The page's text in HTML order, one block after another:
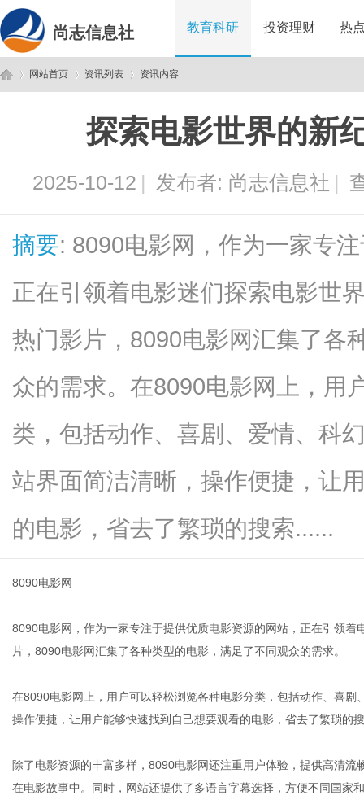
尚志信息社 教育科研 投资理财 热
网站首页 资讯列表
›
资讯内容
探索电影世界的新
2025-10-12 | 发布者: 尚志信息社 |
摘要: 8090电影网，作为一家专
正在引领着电影迷们探索电影世
热门影片，8090电影网汇集了各
众的需求。在8090电影网上，用
类，包括动作、喜剧、爱情、科
站界面简洁清晰，操作便捷，让
的电影，省去了繁琐的搜索......
8090电影网
8090电影网，作为一家专注于提供优质电影资源的网站，正在引领
片，8090电影网汇集了各种类型的电影，满足了不同观众的需求。
在8090电影网上，用户可以轻松浏览各种电影分类，包括动作、喜
操作便捷，让用户能够快速找到自己想要观看的电影，省去了繁琐的
除了电影资源的丰富多样，8090电影网还注重用户体验，提供高清
在电影故事中。同时，网站还提供了多语言字幕选择，方便不同国家